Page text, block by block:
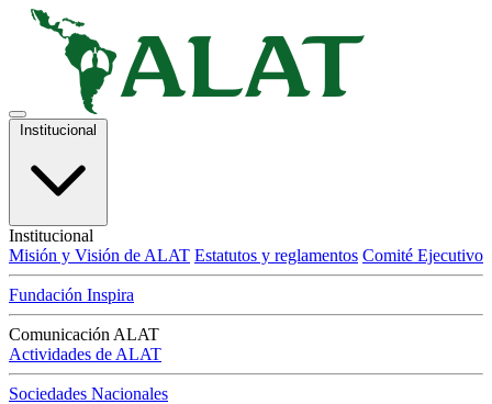
Institucional
Institucional
Misión y Visión de ALAT Estatutos y reglamentos Comité Ejecutivo
Fundación Inspira
Comunicación ALAT
Actividades de ALAT
Sociedades Nacionales